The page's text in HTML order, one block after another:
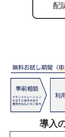
配
導入